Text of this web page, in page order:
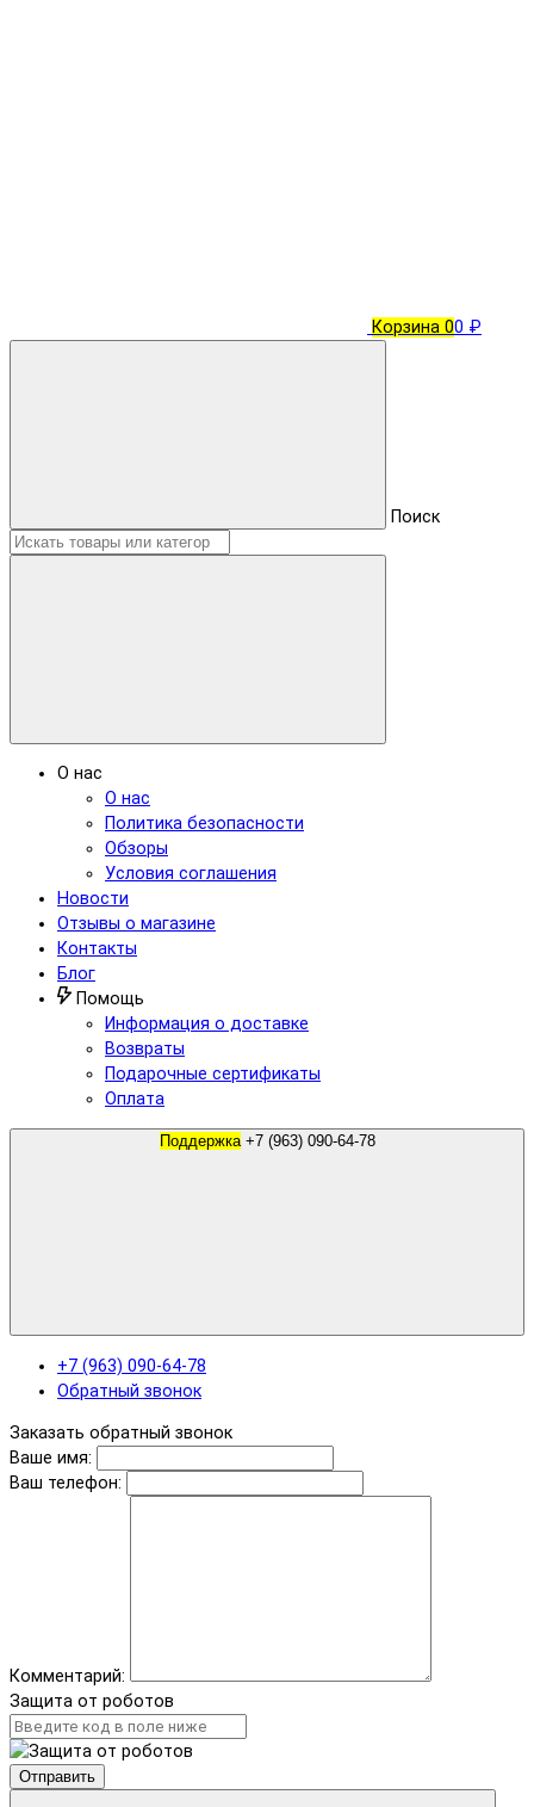
Корзина 00 ₽
Поиск
О нас
О нас
Политика безопасности
Обзоры
Условия соглашения
Новости
Отзывы о магазине
Контакты
Блог
Помощь
Информация о доставке
Возвраты
Подарочные сертификаты
Оплата
Поддержка +7 (963) 090-64-78
+7 (963) 090-64-78
Обратный звонок
Заказать обратный звонок
Ваше имя:
Ваш телефон:
Комментарий:
Защита от роботов
Отправить